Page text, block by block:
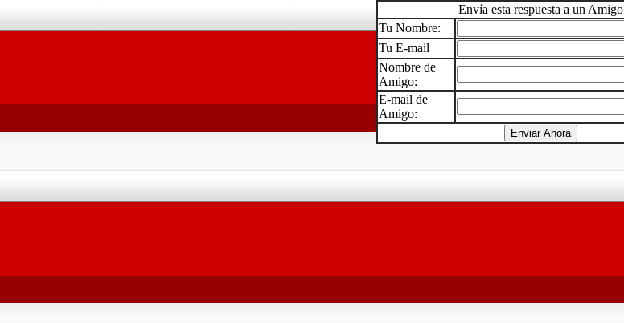
Envía esta respuesta a un Amigo
Tu Nombre:
Tu E-mail
Nombre de
Amigo:
E-mail de
Amigo: